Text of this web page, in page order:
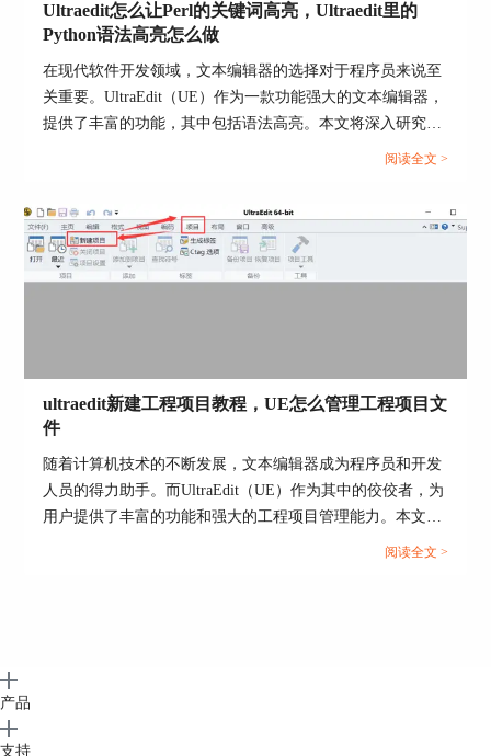
4、选择背景颜色：点击“Background Color”旁边的
颜色方块，选择所需的背景颜色。UltraEdit提供了
多种预设颜色，也可以自定义颜色。
5、调整颜色参数：在颜色选择器中，可以调整颜
程中观察颜色的变化。
7、除了背景颜色，UltraEdit还提供了许多其他可调
整的颜色参数，如文本颜色、注释颜色、关键字颜
色等。用户可以根据个人喜好和需要，通过设置颜
色方案来实现更加个性化的编辑器外观。
Ultraedit怎么让Perl的关键词高亮，Ultraedit里的
Python语法高亮怎么做
在现代软件开发领域，文本编辑器的选择对于程序员来说至
关重要。UltraEdit（UE）作为一款功能强大的文本编辑器，
提供了丰富的功能，其中包括语法高亮。本文将深入研究如
何在UltraEdit中实现Perl关键词的高亮显示，以及如何设置
势。...
阅读全文 >
ultraedit新建工程项目教程，UE怎么管理工程项目文
件
随着计算机技术的不断发展，文本编辑器成为程序员和开发
人员的得力助手。而UltraEdit（UE）作为其中的佼佼者，为
用户提供了丰富的功能和强大的工程项目管理能力。本文将
深入探讨如何在UltraEdit中新建工程项目，以及UE如何高效
阅读全文 >
产品
支持